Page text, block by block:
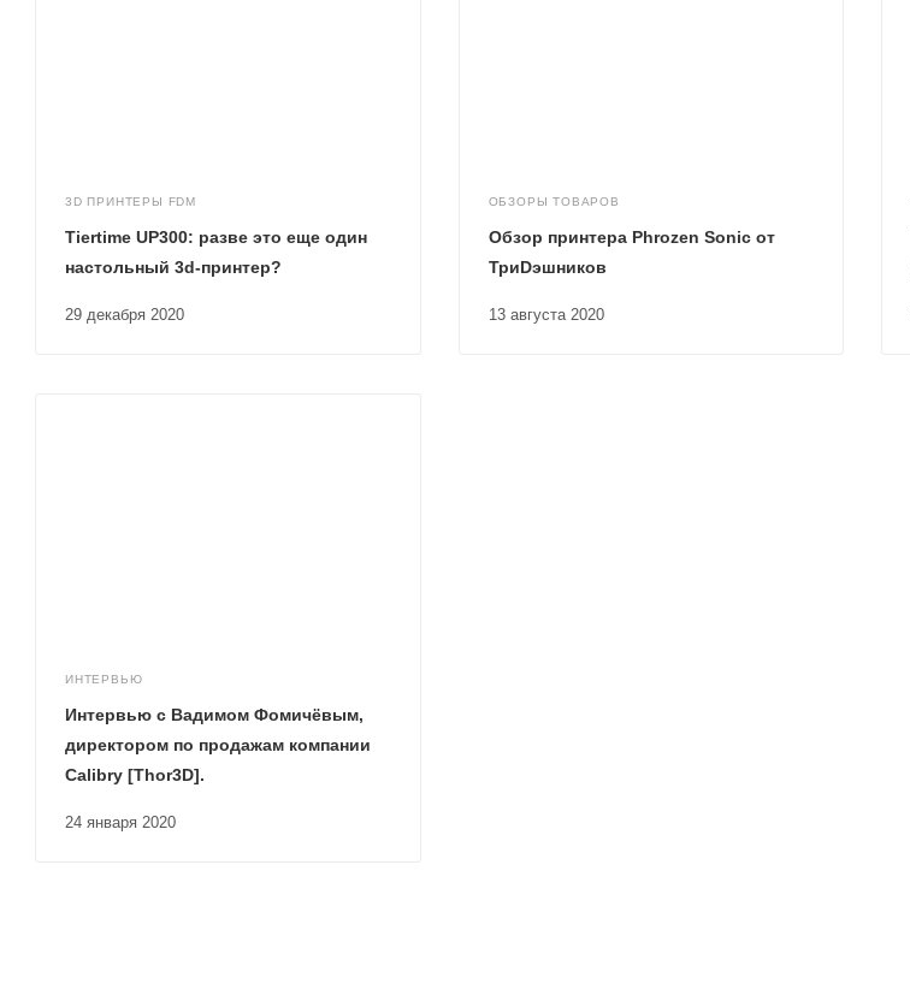
3D ПРИНТЕРЫ FDM
29 декабря 2020
Tiertime UP300: разве это еще один
настольный 3d-принтер?
ОБЗОРЫ ТОВАРОВ
13 августа 2020
Обзор принтера Phrozen Sonic от
ТриDэшников
ИНТЕРВЬЮ
24 января 2020
Интервью с Вадимом Фомичёвым,
директором по продажам компании
Calibry [Thor3D].